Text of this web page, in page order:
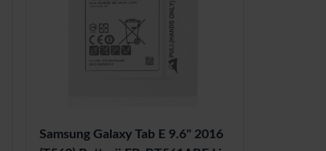
Samsung Galaxy Tab E 9.6'' 2016